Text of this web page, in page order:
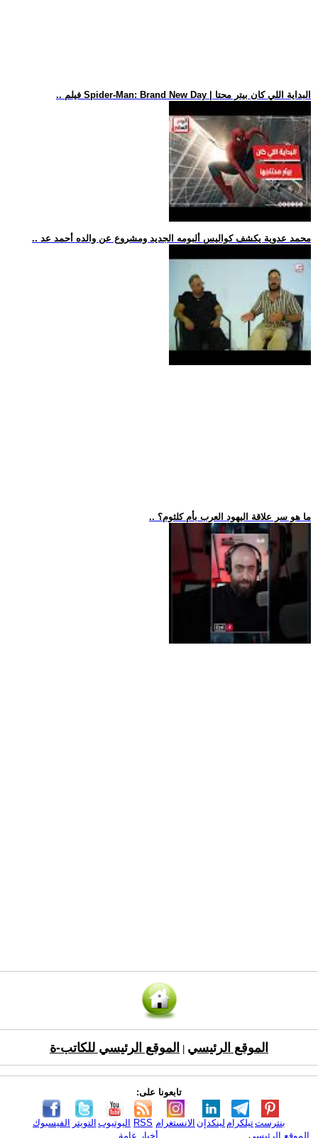
.. فيلم Spider-Man: Brand New Day | البداية اللي كان بيتر محتا
.. محمد عدوية يكشف كواليس ألبومه الجديد ومشروع عن والده أحمد عد
.. ما هو سر علاقة اليهود العرب بأم كلثوم؟
الموقع الرئيسي الموقع الرئيسي للكاتب-ة
تابعونا على:
الفيسبوك التويتر اليوتيوب RSS الانستغرام لينكدإن تيلكرامبنترست
الموقع الرئيسي
أخبار عامة